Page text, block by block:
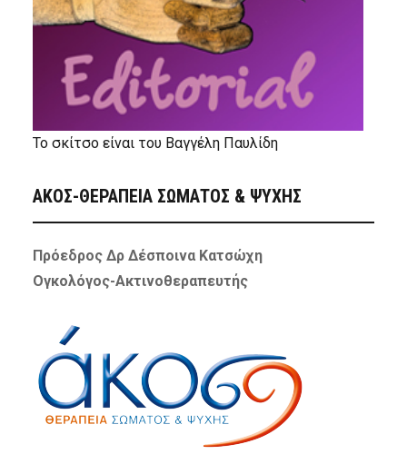
Το σκίτσο είναι του Βαγγέλη Παυλίδη
ΑΚΟΣ-ΘΕΡΑΠΕΙΑ ΣΩΜΑΤΟΣ & ΨΥΧΗΣ
Πρόεδρος Δρ Δέσποινα Κατσώχη
Ογκολόγος-Ακτινοθεραπευτής